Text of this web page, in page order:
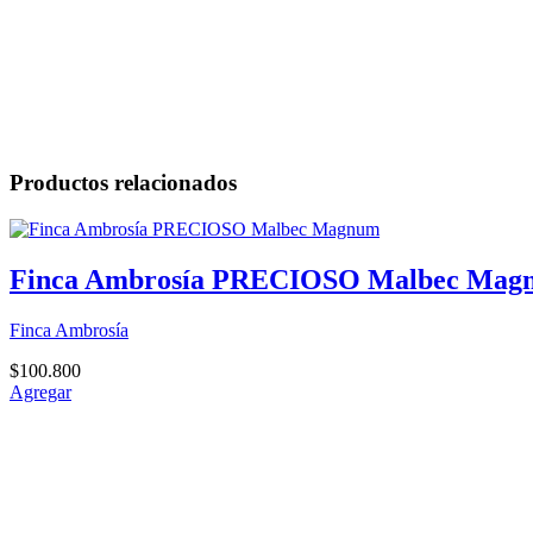
Productos relacionados
Finca Ambrosía PRECIOSO Malbec
Finca Ambrosía
$100.800
Agregar